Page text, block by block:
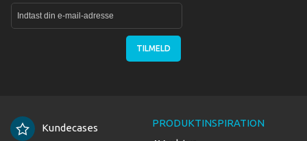
TILMELD
Kundecases
PRODUKTINSPIRATION